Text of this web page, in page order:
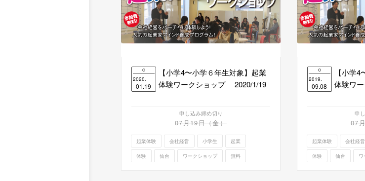
2020.
01.19
【小学4〜小学６年生対象】起業
体験ワークショップ 2020/1/19
申し込み締め切り
07月19日（金）
起業体験 会社経営 小学生 起業
体験 仙台 ワークショップ 無料
2019.
09.08
【小学
体験ワ
申
07
起業体験 会社経営
体験 仙台 ワ